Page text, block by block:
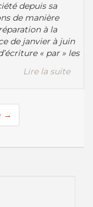
depuis sa
de manière
à la
de janvier à juin
« par » les
Lire la suite
→